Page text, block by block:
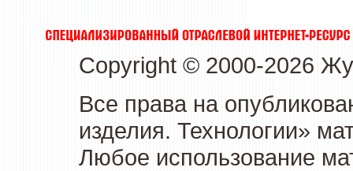
Copyright © 2000-2026
Все права на
изделия. Технологии»
Любое использование